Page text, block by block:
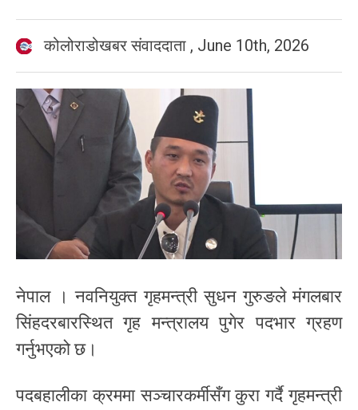
कोलोराडोखबर संवाददाता , June 10th, 2026
नेपाल । नवनियुक्त गृहमन्त्री सुधन गुरुङले मंगलबार
सिंहदरबारस्थित गृह मन्त्रालय पुगेर पदभार ग्रहण
गर्नुभएको छ।
पदबहालीका क्रममा सञ्चारकर्मीसँग कुरा गर्दै गृहमन्त्री